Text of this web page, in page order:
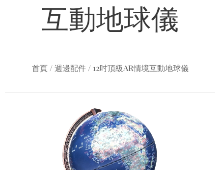
互動地球儀
首頁 / 週邊配件 / 12吋頂級AR情境互動地球儀